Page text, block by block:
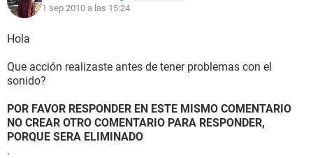
1 sep 2010 a las 15:24
Hola
Que acción realizaste antes de tener problemas con el
sonido?
POR FAVOR RESPONDER EN ESTE MISMO COMENTARIO
NO CREAR OTRO COMENTARIO PARA RESPONDER,
PORQUE SERA ELIMINADO
.